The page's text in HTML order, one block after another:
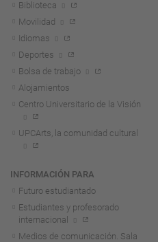
Biblioteca
Movilidad
Idiomas
Deportes
Bolsa de trabajo
Alojamientos
Centro Universitario de la Visión
UPCArts, la comunidad cultural
INFORMACIÓN PARA
Futuro estudiantado
Estudiantes y profesorado
internacional
Medios de comunicación. Sala